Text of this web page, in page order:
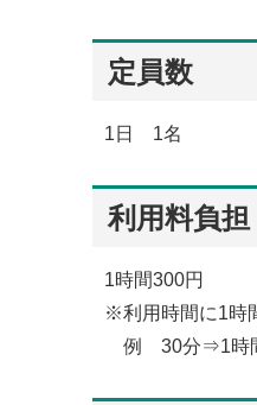
定員数
1日 1名
利用料負担
1時間300円
※利用時間に1時
例 30分⇒1時間